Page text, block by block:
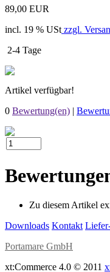
89,00 EUR
incl. 19 % USt zzgl.
2-4 Tage
Artikel verfügbar!
0 Bewertung(en) |
Zu diesem Artikel
Downloads Kontakt
Portamare GmbH
xt:Commerce 4.0 © 2011